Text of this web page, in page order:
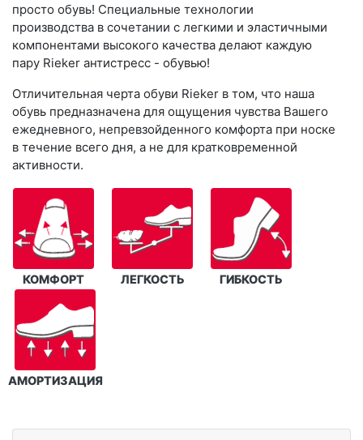
просто обувь! Специальные технологии
производства в сочетании с легкими и эластичными
компонентами высокого качества делают каждую
пару Rieker антистресс - обувью!
Отличительная черта обуви Rieker в том, что наша
обувь предназначена для ощущения чувства Вашего
ежедневного, непревзойденного комфорта при носке
в течение всего дня, а не для кратковременной
активности.
КОМФОРТ ЛЕГКОСТЬ ГИБКОСТЬ
АМОРТИЗАЦИЯ